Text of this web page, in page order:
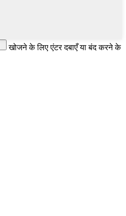
खोजने के लिए एंटर दबाएँ या बंद करने के